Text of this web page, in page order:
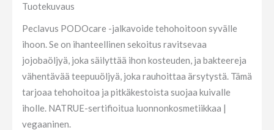
Tuotekuvaus
Peclavus PODOcare -jalkavoide tehohoitoon syvälle
ihoon. Se on ihanteellinen sekoitus ravitsevaa
jojobaöljyä, joka säilyttää ihon kosteuden, ja bakteereja
vähentävää teepuuöljyä, joka rauhoittaa ärsytystä. Tämä
tarjoaa tehohoitoa ja pitkäkestoista suojaa kuivalle
iholle. NATRUE-sertifioitua luonnonkosmetiikkaa |
vegaaninen.